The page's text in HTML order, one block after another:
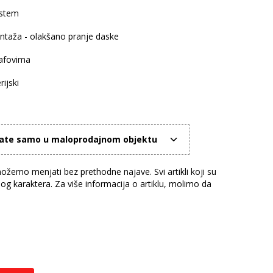
- olakšano pranje daske
samo u maloprodajnom objektu
menjati bez prethodne najave. Svi artikli koji su
karaktera. Za više informacija o artiklu, molimo da